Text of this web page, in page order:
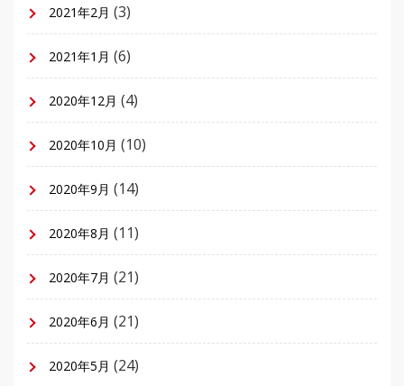
2021年2月 (3)
2021年1月 (6)
2020年12月 (4)
2020年10月 (10)
2020年9月 (14)
2020年8月 (11)
2020年7月 (21)
2020年6月 (21)
2020年5月 (24)